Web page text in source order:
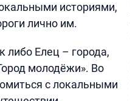
историями,
лично им.
либо Елец – города,
молодёжи». Во
с локальными